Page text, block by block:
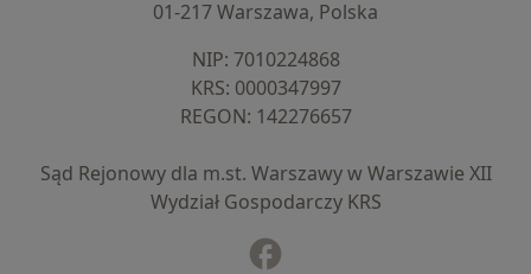
01-217 Warszawa, Polska
NIP: ⁠7010224868
KRS: ⁠0000347997
REGON: ⁠142276657
Sąd Rejonowy dla m.st. Warszawy w Warszawie XII
Wydział Gospodarczy KRS